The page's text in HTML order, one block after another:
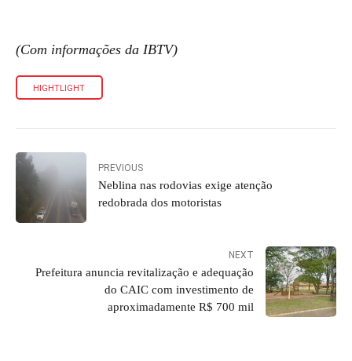
(Com informações da IBTV)
HIGHTLIGHT
PREVIOUS
Neblina nas rodovias exige atenção
redobrada dos motoristas
NEXT
Prefeitura anuncia revitalização e adequação
do CAIC com investimento de
aproximadamente R$ 700 mil